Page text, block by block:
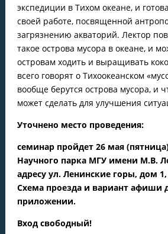
экспедиции в Тихом океане, и
своей работе, посвященной
загрязнению акваторий. Лектор
такое острова мусора в океане, и
островам ходить и выращивать
всего говорят о Тихоокеанском
вообще берутся острова мусора, и
может сделать для улучшения
Уточнено место проведения:
семинар пройдет 26 мая
Научного парка МГУ имени М.В.
адресу ул. Ленинские горы, дом
Схема проезда и вариант афиши
приложении.
Вход свободный!